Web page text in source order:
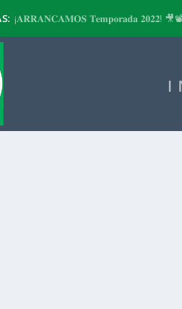
¡𝐀𝐑𝐑𝐀𝐍𝐂𝐀𝐌𝐎𝐒 𝐓𝐞𝐦𝐩𝐨𝐫𝐚𝐝𝐚 𝟐𝟎𝟐𝟐!